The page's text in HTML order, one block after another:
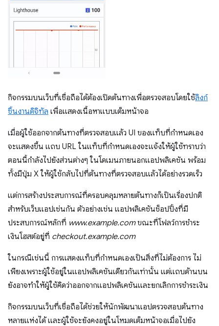
กิจกรรมบนเว็บที่เชื่อถือได้ต้องเปิดต้นทางเพื่อตรวจสอบโดยใช้ลิงก์
ชิ้นงานดิจิทัล เพื่อแสดงเนื้อหาแบบเต็มหน้าจอ
เมื่อผู้ใช้ออกจากต้นทางที่ตรวจสอบแล้ว UI ของแท็บที่กำหนดเอง
จะแสดงขึ้น แถบ URL ในแท็บที่กำหนดเองจะแจ้งให้ผู้ใช้ทราบว่า
ตอนนี้กำลังไปยังส่วนต่างๆ ในโดเมนภายนอกแอปพลิเคชัน พร้อม
ทั้งมีปุ่ม X ให้ผู้ใช้กลับไปที่ต้นทางที่ตรวจสอบแล้วได้อย่างรวดเร็ว
แต่การสร้างประสบการณ์ที่ครอบคลุมหลายต้นทางก็เป็นเรื่องปกติ
สำหรับเว็บแอปเช่นกัน ตัวอย่างเช่น แอปพลิเคชันช็อปปิ้งที่มี
ประสบการณ์หลักที่ www.example.comขณะที่โฟลว์การชำระ
เงินโฮสต์อยู่ที่ checkout.example.com
ในกรณีเช่นนี้ การแสดงแท็บที่กำหนดเองเป็นสิ่งที่ไม่ต้องการ ไม่
เพียงเพราะผู้ใช้อยู่ในแอปพลิเคชันเดียวกันเท่านั้น แต่แถบด้านบน
ยังอาจทําให้ผู้ใช้คิดว่าออกจากแอปพลิเคชันและยกเลิกการชำระเงิน
กิจกรรมบนเว็บที่เชื่อถือได้ช่วยให้นักพัฒนาแอปตรวจสอบต้นทาง
หลายแห่งได้ และผู้ใช้จะยังคงอยู่ในโหมดเต็มหน้าจอเมื่อไปยัง